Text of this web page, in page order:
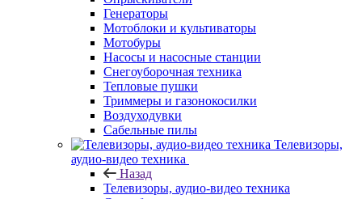
Генераторы
Мотоблоки и культиваторы
Мотобуры
Насосы и насосные станции
Снегоуборочная техника
Тепловые пушки
Триммеры и газонокосилки
Воздуходувки
Сабельные пилы
Телевизоры,
аудио-видео техника
Назад
Телевизоры, аудио-видео техника